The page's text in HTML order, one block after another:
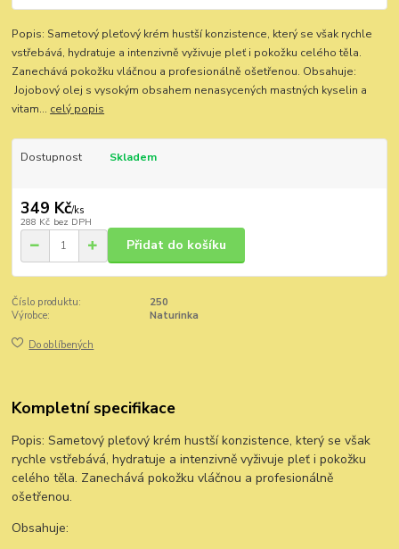
Popis: Sametový pleťový krém hustší konzistence, který se však rychle
vstřebává, hydratuje a intenzivně vyživuje pleť i pokožku celého těla.
Zanechává pokožku vláčnou a profesionálně ošetřenou. Obsahuje:
Jojobový olej s vysokým obsahem nenasycených mastných kyselin a
vitam... celý popis
Dostupnost Skladem
349 Kč/ks
288 Kč bez DPH
Přidat do košíku
Číslo produktu:
250
Výrobce:
Naturinka
Do oblíbených
Kompletní specifikace
Popis: Sametový pleťový krém hustší konzistence, který se však
rychle vstřebává, hydratuje a intenzivně vyživuje pleť i pokožku
celého těla. Zanechává pokožku vláčnou a profesionálně
ošetřenou.
Obsahuje: